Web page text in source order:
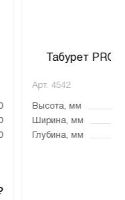
Табурет PRO
Арт. 4542
Высота, мм
Ширина, мм
Глубина, мм